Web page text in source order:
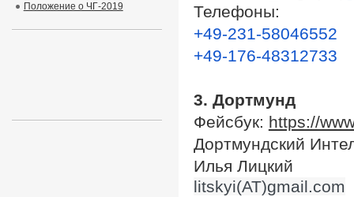
Телефоны:
+49-231-58046552
+49-176-48312733
3. Дортмунд
Фейсбук: https://
Дортмундский
Илья Лицкий
litskyi(АТ)gmail.com
Положение о ЧГ-2019